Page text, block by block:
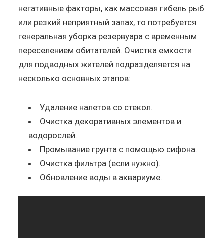
негативные факторы, как массовая гибель рыб
или резкий неприятный запах, то потребуется
генеральная уборка резервуара с временным
переселением обитателей. Очистка емкости
для подводных жителей подразделяется на
несколько основных этапов:
Удаление налетов со стекол.
Очистка декоративных элементов и
водорослей.
Промывание грунта с помощью сифона.
Очистка фильтра (если нужно).
Обновление воды в аквариуме.